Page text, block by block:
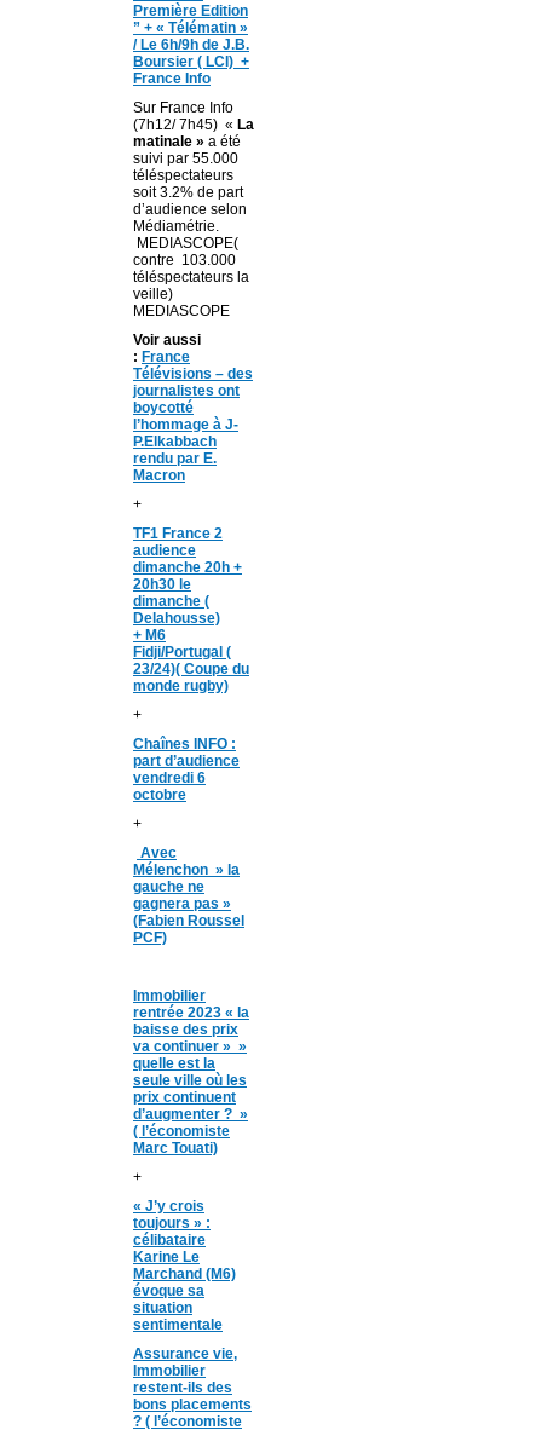
Première Edition
” + « Télématin »
/ Le 6h/9h de J.B.
Boursier ( LCI) +
France Info
Sur France Info
(7h12/ 7h45) « La
matinale » a été
suivi par 55.000
téléspectateurs
soit 3.2% de part
d’audience selon
Médiamétrie.
MEDIASCOPE(
contre 103.000
téléspectateurs la
veille)
MEDIASCOPE
Voir aussi
: France
Télévisions – des
journalistes ont
boycotté
l’hommage à J-
P.Elkabbach
rendu par E.
Macron
+
TF1 France 2
audience
dimanche 20h +
20h30 le
dimanche (
Delahousse)
+ M6
Fidji/Portugal (
23/24)( Coupe du
monde rugby)
+
Chaînes INFO :
part d’audience
vendredi 6
octobre
+
Avec
Mélenchon » la
gauche ne
gagnera pas »
(Fabien Roussel
PCF)
Immobilier
rentrée 2023 « la
baisse des prix
va continuer » »
quelle est la
seule ville où les
prix continuent
d’augmenter ? »
( l’économiste
Marc Touati)
+
« J’y crois
toujours » :
célibataire
Karine Le
Marchand (M6)
évoque sa
situation
sentimentale
Assurance vie,
Immobilier
restent-ils des
bons placements
? ( l’économiste